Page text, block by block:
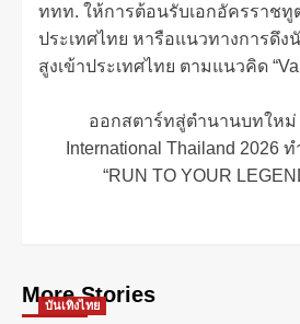
ททท. ให้การต้อนรับเอกอัครราชทู
ประเทศไทย หารือแนวทางการดึง
สูงเข้าประเทศไทย ตามแนวคิด
ออกสตาร์ทสู่ตำนานบทใหม่
International Thailand 2026
“RUN TO YOUR
More Stories
บันเทิงไทย